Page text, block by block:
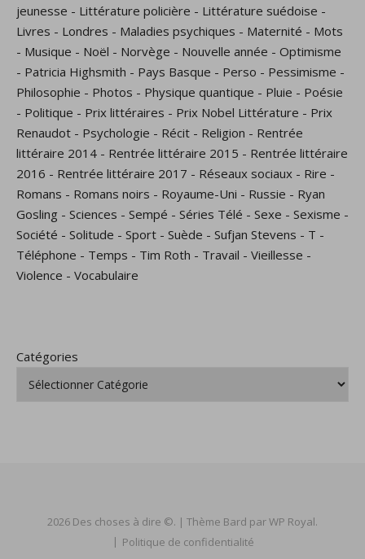
jeunesse - Littérature policière - Littérature suédoise -
Livres - Londres - Maladies psychiques - Maternité - Mots
- Musique - Noël - Norvège - Nouvelle année - Optimisme
- Patricia Highsmith - Pays Basque - Perso - Pessimisme -
Philosophie - Photos - Physique quantique - Pluie - Poésie
- Politique - Prix littéraires - Prix Nobel Littérature - Prix
Renaudot - Psychologie - Récit - Religion - Rentrée
littéraire 2014 - Rentrée littéraire 2015 - Rentrée littéraire
2016 - Rentrée littéraire 2017 - Réseaux sociaux - Rire -
Romans - Romans noirs - Royaume-Uni - Russie - Ryan
Gosling - Sciences - Sempé - Séries Télé - Sexe - Sexisme -
Société - Solitude - Sport - Suède - Sufjan Stevens - T -
Téléphone - Temps - Tim Roth - Travail - Vieillesse -
Violence - Vocabulaire
Catégories
2026 Des choses à dire ©. | Thème Bard parWP Royal.
Politique de confidentialité